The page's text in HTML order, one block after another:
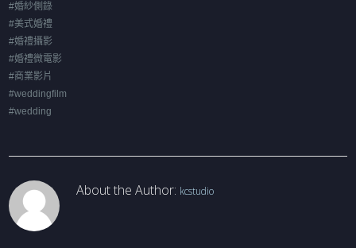
#婚紗側錄
#美式婚禮
#婚禮攝影
#婚禮微電影
#商業影片
#weddingfilm
#wedding
About the Author: kcstudio